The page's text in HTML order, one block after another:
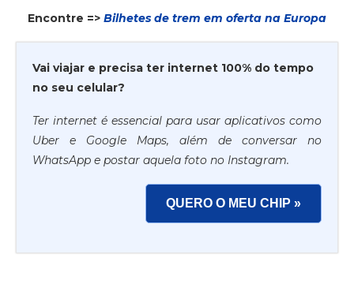
Encontre => Bilhetes de trem em oferta na Europa
Vai viajar e precisa ter internet 100% do tempo
no seu celular?
Ter internet é essencial para usar aplicativos como
Uber e Google Maps, além de conversar no
WhatsApp e postar aquela foto no Instagram.
QUERO O MEU CHIP »